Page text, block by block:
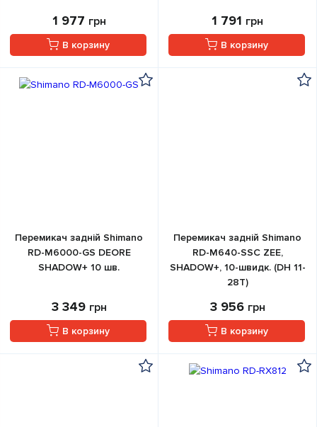
1 977 грн
В корзину
1 791 грн
В корзину
Перемикач задній Shimano
RD-M6000-GS DEORE
SHADOW+ 10 шв.
3 349 грн
В корзину
Перемикач задній Shimano
RD-M640-SSC ZEE,
SHADOW+, 10-швидк. (DH 11-
28T)
3 956 грн
В корзину